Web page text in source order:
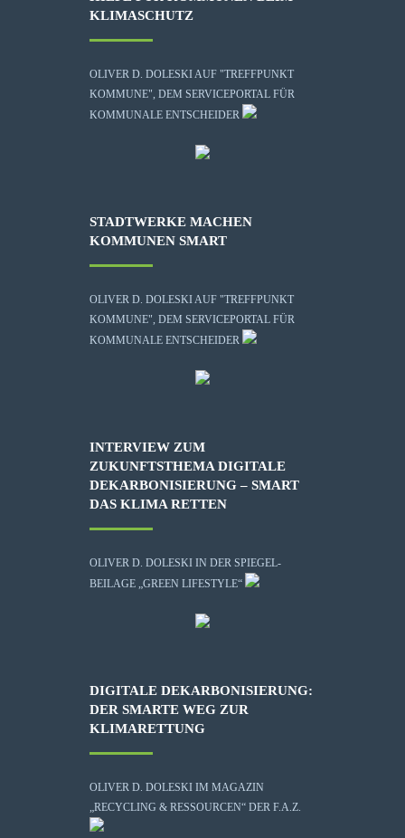
KLIMASCHUTZ
OLIVER D. DOLESKI AUF "TREFFPUNKT
KOMMUNE", DEM SERVICEPORTAL FÜR
KOMMUNALE ENTSCHEIDER
STADTWERKE MACHEN
KOMMUNEN SMART
OLIVER D. DOLESKI AUF "TREFFPUNKT
KOMMUNE", DEM SERVICEPORTAL FÜR
KOMMUNALE ENTSCHEIDER
INTERVIEW ZUM
ZUKUNFTSTHEMA DIGITALE
DEKARBONISIERUNG – SMART
DAS KLIMA RETTEN
OLIVER D. DOLESKI IN DER SPIEGEL-
BEILAGE „GREEN LIFESTYLE“
DIGITALE DEKARBONISIERUNG:
DER SMARTE WEG ZUR
KLIMARETTUNG
OLIVER D. DOLESKI IM MAGAZIN
„RECYCLING & RESSOURCEN“ DER F.A.Z.